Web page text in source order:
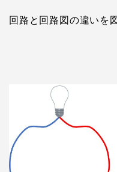
回路と回路図の違いを